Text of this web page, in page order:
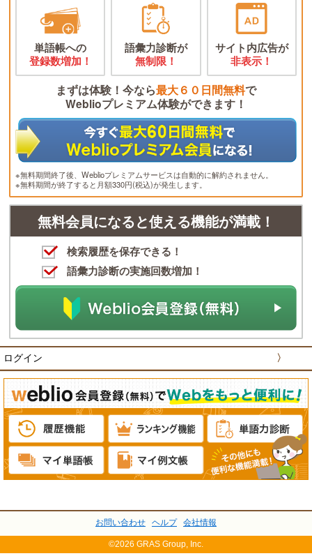
単語帳への
登録数増加！
語彙力診断が
無制限！
サイト内広告が
非表示！
まずは体験！今なら最大６０日間無料で
Weblioプレミアム体験ができます！
※無料期間終了後、Weblioプレミアムサービスは自動的に解約されません。
※無料期間が終了すると月額330円(税込)が発生します。
無料会員になると使える機能が満載！
検索履歴を保存できる！
語彙力診断の実施回数増加！
ログイン 〉
お問い合わせ ヘルプ 会社情報
©2026 GRAS Group, Inc.